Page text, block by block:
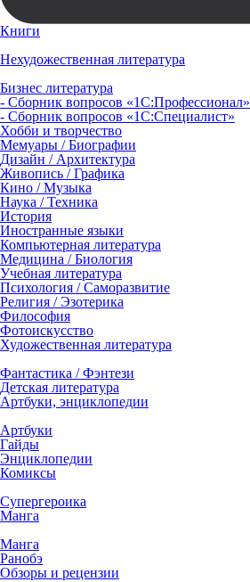
Книги
Нехудожественная литература
Бизнес литература
- Сборник вопросов «1С:Профессионал»
- Сборник вопросов «1С:Специалист»
Хобби и творчество
Мемуары / Биографии
Дизайн / Архитектура
Живопись / Графика
Кино / Музыка
Наука / Техника
История
Иностранные языки
Компьютерная литература
Медицина / Биология
Учебная литература
Психология / Саморазвитие
Религия / Эзотерика
Философия
Фотоискусство
Художественная литература
Фантастика / Фэнтези
Детская литература
Артбуки, энциклопедии
Артбуки
Гайды
Энциклопедии
Комиксы
Супергероика
Манга
Манга
Ранобэ
Обзоры и рецензии